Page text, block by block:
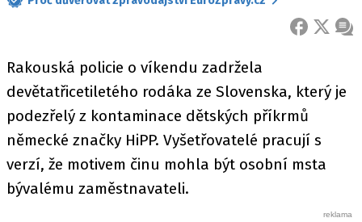
FACEBOOK
X
Rakouská policie o víkendu zadržela
devětatřicetiletého rodáka ze Slovenska, který je
podezřelý z kontaminace dětských příkrmů
německé značky HiPP. Vyšetřovatelé pracují s
verzí, že motivem činu mohla být osobní msta
bývalému zaměstnavateli.